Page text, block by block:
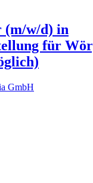
w/d) in
für
GmbH